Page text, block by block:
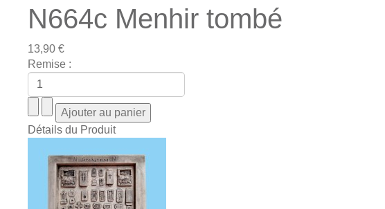
N664c Menhir tombé
13,90 €
Remise :
Détails du Produit